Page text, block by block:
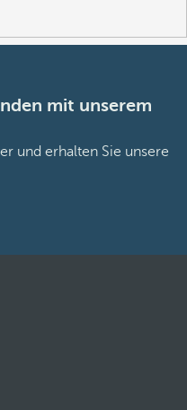
mit unserem
und erhalten Sie unsere